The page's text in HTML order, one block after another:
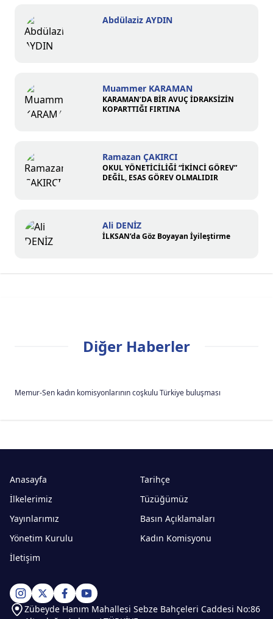
Abdülaziz AYDIN
Muammer KARAMAN
KARAMAN’DA BİR AVUÇ İDRAKSİZİN
KOPARTTIĞI FIRTINA
Ramazan ÇAKIRCI
OKUL YÖNETİCİLİĞİ “İKİNCİ GÖREV”
DEĞİL, ESAS GÖREV OLMALIDIR
Ali DENİZ
İLKSAN’da Göz Boyayan İyileştirme
Diğer Haberler
Memur-Sen kadın komisyonlarının coşkulu Türkiye buluşması
Anasayfa
Tarihçe
İlkelerimiz
Tüzüğümüz
Yayınlarımız
Basın Açıklamaları
Yönetim Kurulu
Kadın Komisyonu
İletişim
Zübeyde Hanım Mahallesi Sebze Bahçeleri Caddesi No:86